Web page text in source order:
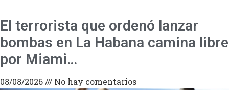
El terrorista que ordenó lanzar
bombas en La Habana camina libre
por Miami…
08/08/2026 No hay comentarios